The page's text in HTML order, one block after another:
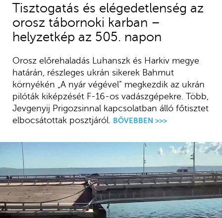
Tisztogatás és elégedetlenség az
orosz tábornoki karban –
helyzetkép az 505. napon
Orosz előrehaladás Luhanszk és Harkiv megye
határán, részleges ukrán sikerek Bahmut
környékén „A nyár végével” megkezdik az ukrán
pilóták kiképzését F-16-os vadászgépekre. Több,
Jevgenyij Prigozsinnal kapcsolatban álló főtisztet
elbocsátottak posztjáról. BŐVEBBEN >>>